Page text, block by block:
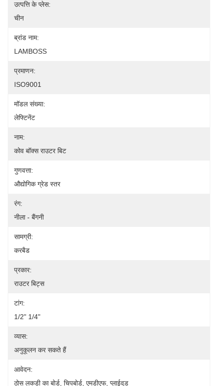
उत्पत्ति के प्लेस:
चीन
ब्रांड नाम:
LAMBOSS
प्रमाणन:
ISO9001
मॉडल संख्या:
लेफ्टिनेंट
नाम:
कोव बॉक्स राउटर बिट
गुणवत्ता:
औद्योगिक ग्रेड स्तर
रंग:
नीला - बैंगनी
सामग्री:
करबैड
प्रकार:
राउटर बिट्स
टांग:
1/2" 1/4"
व्यास:
अनुकूलन कर सकते हैं
आवेदन:
ठोस लकड़ी का बोर्ड, चिपबोर्ड, एमडीएफ, प्लाईवुड